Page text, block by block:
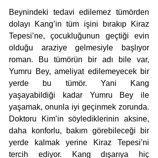
Beynindeki tedavi edilemez tümörden
dolayı Kang’in tüm işini bırakıp Kiraz
Tepesi’ne, çocukluğunun geçtiği evin
olduğu araziye gelmesiyle başlıyor
roman. Bu tümörün bir adı bile var,
Yumru Bey, ameliyat edilemeyecek bir
yerde bu tümör. Yani Kang
yaşayabildiği kadar Yumru Bey ile
yaşamak, onunla iyi geçinmek zorunda.
Doktoru Kim’in söylediklerinin aksine,
daha konforlu, bakım görebileceği bir
yerde kalmak yerine Kiraz Tepesi’ni
tercih ediyor. Kang dışarıya hiç